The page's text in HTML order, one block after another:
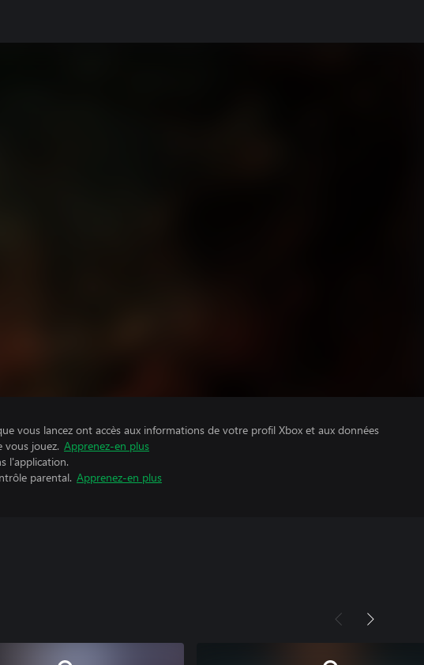
vous lancez ont accès aux informations de votre profil Xbox et aux données
vous jouez. Apprenez-en plus
l'application.
parental. Apprenez-en plus